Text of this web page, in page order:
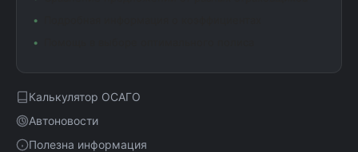
Калькулятор ОСАГО
Автоновости
Полезна информация